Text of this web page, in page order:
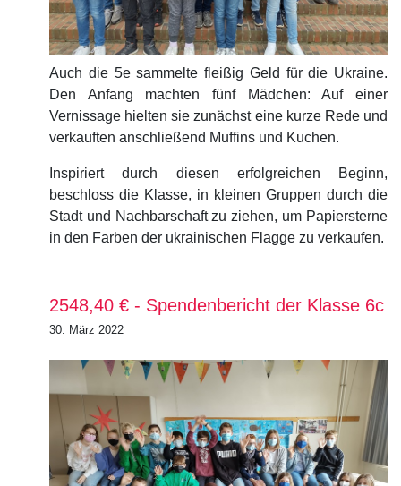
Auch die 5e sammelte fleißig Geld für die Ukraine.
Den Anfang machten fünf Mädchen: Auf einer
Vernissage hielten sie zunächst eine kurze Rede und
verkauften anschließend Muffins und Kuchen.
Inspiriert durch diesen erfolgreichen Beginn,
beschloss die Klasse, in kleinen Gruppen durch die
Stadt und Nachbarschaft zu ziehen, um Papiersterne
in den Farben der ukrainischen Flagge zu verkaufen.
2548,40 € - Spendenbericht der Klasse 6c
30. März 2022